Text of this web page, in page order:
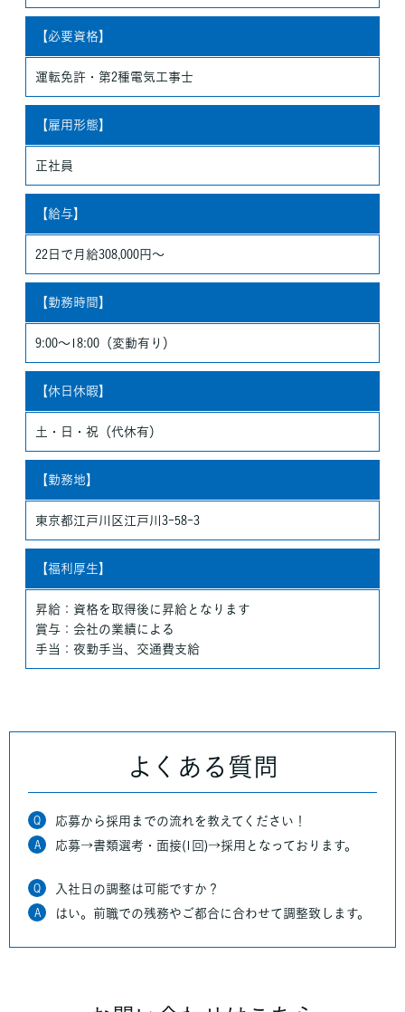
【必要資格】
運転免許・第2種電気工事士
【雇用形態】
正社員
【給与】
22日で月給308,000円～
【勤務時間】
9:00～18:00（変動有り）
【休日休暇】
土・日・祝（代休有）
【勤務地】
東京都江戸川区江戸川3-58-3
【福利厚生】
昇給：資格を取得後に昇給となります
賞与：会社の業績による
手当：夜勤手当、交通費支給
よくある質問
Q 応募から採用までの流れを教えてください！
A 応募→書類選考・面接(1回)→採用となっております。
Q 入社日の調整は可能ですか？
A はい。前職での残務やご都合に合わせて調整致します。